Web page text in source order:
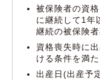
被保険者の資
に継続して1年
継続の被保険
資格喪失時に
ける条件を満
出産日(出産予